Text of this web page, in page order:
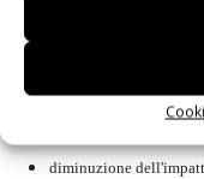
vantaggio economico e
responsabili. La
economica) comporta i
diminuzione